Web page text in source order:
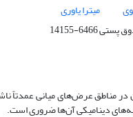
میترا یاوری
14155
مناطق عرض‌های میانی عمدتاً
دینامیکی آن‌ها ضروری است.